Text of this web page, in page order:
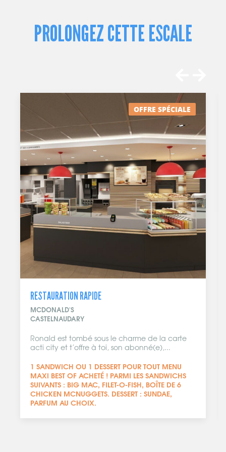
PROLONGEZ CETTE ESCALE
OFFRE SPÉCIALE
RESTAURATION RAPIDE
MCDONALD'S
CASTELNAUDARY
Ronald est tombé sous le charme de la carte
acti city et t’offre à toi, son abonné(e),...
1 SANDWICH OU 1 DESSERT POUR TOUT MENU
MAXI BEST OF ACHETÉ ! PARMI LES SANDWICHS
SUIVANTS : BIG MAC, FILET-O-FISH, BOÎTE DE 6
CHICKEN MCNUGGETS. DESSERT : SUNDAE,
PARFUM AU CHOIX.